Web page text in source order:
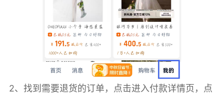
2、找到需要退货的订单，点击进入付款详情页，点